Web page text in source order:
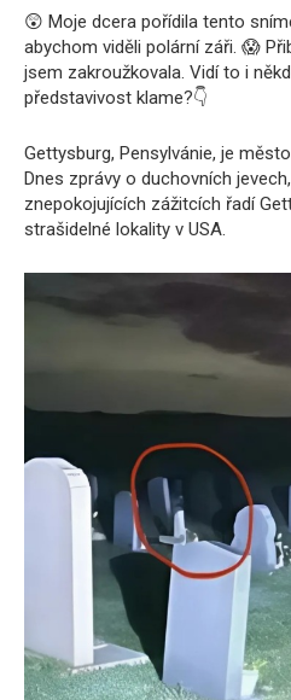
😲 Moje dcera pořídila tento
abychom viděli polární záři. 😱
jsem zakroužkovala. Vidí to i
představivost klame?👇
Gettysburg, Pensylvánie, je
Dnes zprávy o duchovních
znepokojujících zážitcích řadí
strašidelné lokality v USA.